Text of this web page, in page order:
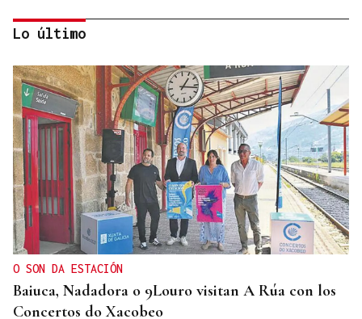
INFORME
Bruselas investiga el pago de España a un grupo
japonés
Lo último
O SON DA ESTACIÓN
Baiuca, Nadadora o 9Louro visitan A Rúa con los
Concertos do Xacobeo